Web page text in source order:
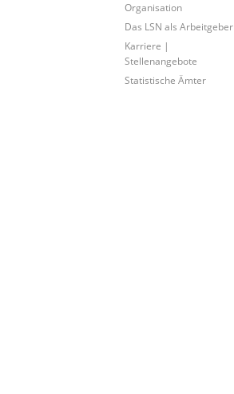
Organisation
Das LSN als Arbeitgeber
Karriere |
Stellenangebote
Statistische Ämter